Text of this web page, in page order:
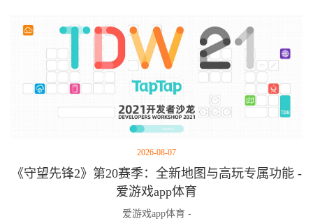
2026-08-07
《守望先锋2》第20赛季：全新地图与高玩专属功能 -
爱游戏app体育
爱游戏app体育 -